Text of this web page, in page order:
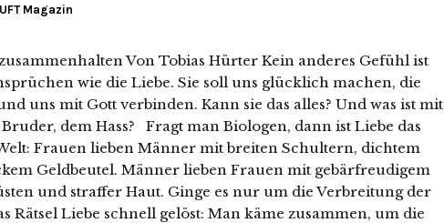
Magazin
Von Tobias Hürter Kein anderes Gefühl ist
wie die Liebe. Sie soll uns glücklich machen, die
uns mit Gott verbinden. Kann sie das alles? Und was ist mit
dem Hass? Fragt man Biologen, dann ist Liebe das
Frauen lieben Männer mit breiten Schultern, dichtem
Geldbeutel. Männer lieben Frauen mit gebärfreudigem
und straffer Haut. Ginge es nur um die Verbreitung der
Rätsel Liebe schnell gelöst: Man käme zusammen, um die